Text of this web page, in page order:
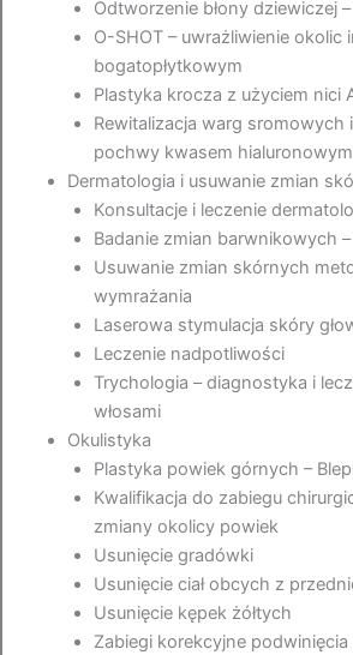
Odtworzenie błony dziewiczej
O-SHOT – uwrażliwienie
bogatopłytkowym
Plastyka krocza z użyciem nici
Rewitalizacja warg sromowych
pochwy kwasem hialuronowym
Dermatologia i usuwanie zmian
Konsultacje i leczenie
Badanie zmian barwnikowych
Usuwanie zmian skórnych
wymrażania
Laserowa stymulacja skóry
Leczenie nadpotliwości
Trychologia – diagnostyka i
włosami
Okulistyka
Plastyka powiek górnych –
Kwalifikacja do zabiegu
zmiany okolicy powiek
Usunięcie gradówki
Usunięcie ciał obcych z
Usunięcie kępek żółtych
Zabiegi korekcyjne